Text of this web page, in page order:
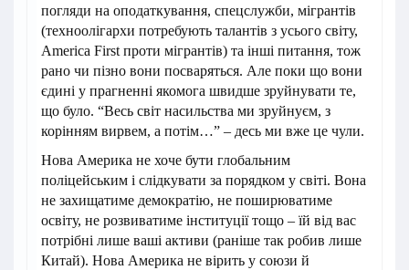
погляди на оподаткування, спецслужби, мігрантів
(техноолігархи потребують талантів з усього світу,
America First проти мігрантів) та інші питання, тож
рано чи пізно вони посваряться. Але поки що вони
єдині у прагненні якомога швидше зруйнувати те,
що було. “Весь світ насильства ми зруйнуєм, з
корінням вирвем, а потім…” – десь ми вже це чули.
Нова Америка не хоче бути глобальним
поліцейським і слідкувати за порядком у світі. Вона
не захищатиме демократію, не поширюватиме
освіту, не розвиватиме інституції тощо – їй від вас
потрібні лише ваші активи (раніше так робив лише
Китай). Нова Америка не вірить у союзи й